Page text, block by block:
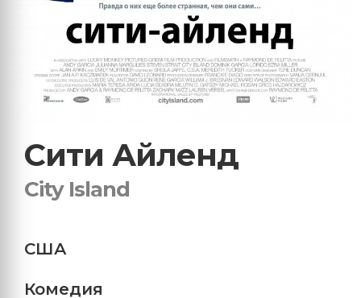
Сити Айленд
City Island
США
Комедия